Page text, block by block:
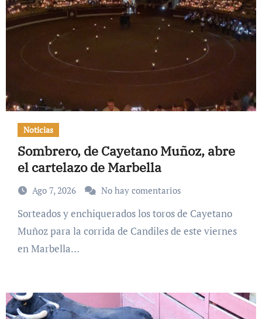
Noticias
Sombrero, de Cayetano Muñoz, abre
el cartelazo de Marbella
Ago 7, 2026 No hay comentarios
Sorteados y enchiquerados los toros de Cayetano
Muñoz para la corrida de Candiles de este viernes
en Marbella…